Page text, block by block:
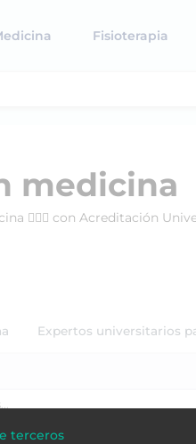
Fisioterapia
medicina
👨🏻‍⚕️ con Acreditación
Expertos universitarios
terceros